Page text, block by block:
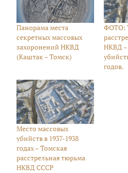
Панорама места
секретных массовых
захоронений НКВД
(Каштак – Томск)
ФОТО:
НКВД –
годов.
Место массовых
убийств в 1937-1938
годах – Томская
расстрельная тюрьма
НКВД СССР